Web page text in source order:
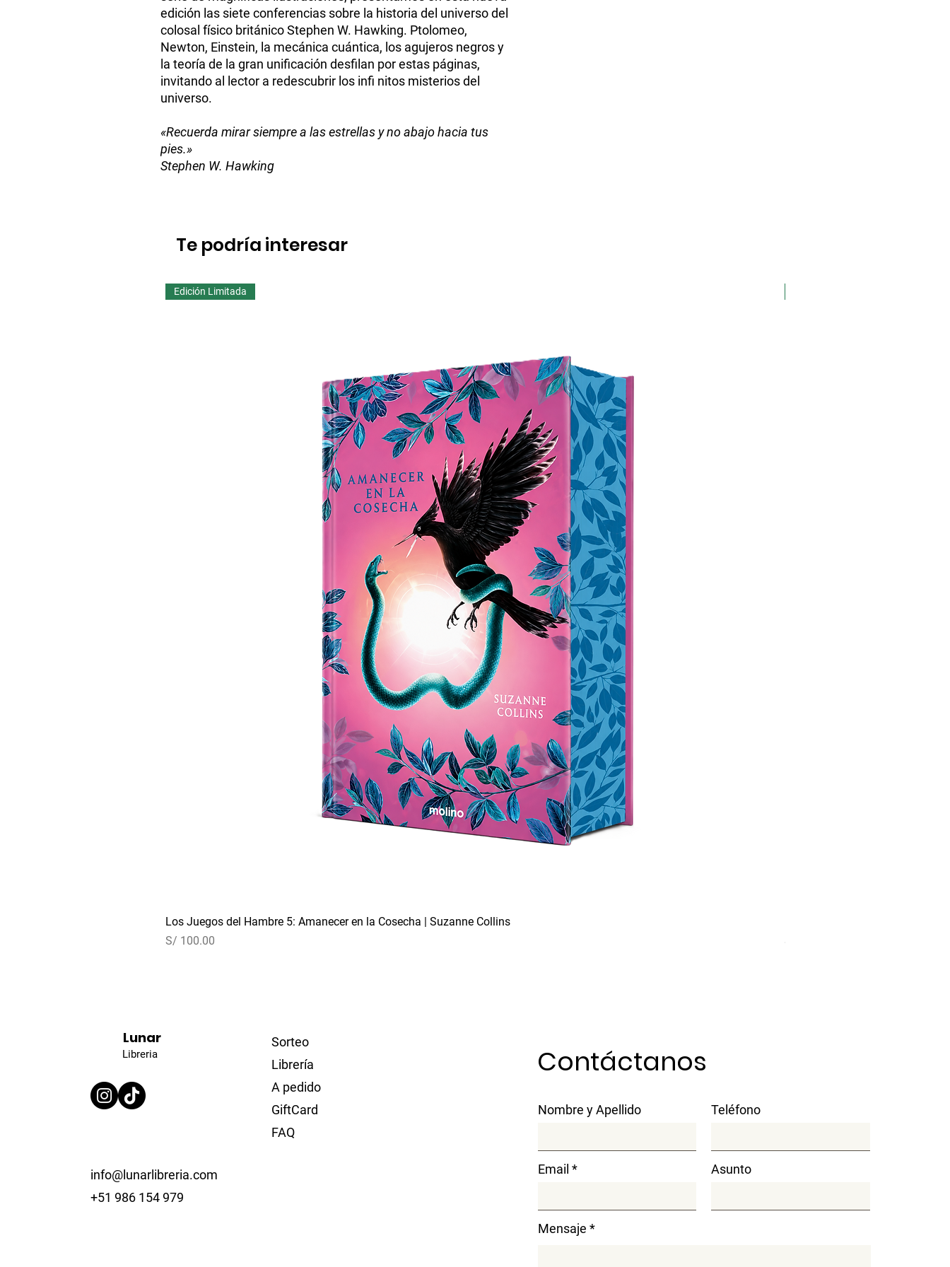
edición las siete conferencias sobre la historia del universo del
colosal físico británico Stephen W. Hawking. Ptolomeo,
Newton, Einstein, la mecánica cuántica, los agujeros negros y
la teoría de la gran unificación desfilan por estas páginas,
invitando al lector a redescubrir los infi nitos misterios del
universo.
«Recuerda mirar siempre a las estrellas y no abajo hacia tus
pies.»
Stephen W. Hawking
Te podría interesar
Vista rápida
Edición Limitada
Los Juegos del Hambre 5: Amanecer en la Cosecha | Suzanne Collins
Precio
S/ 100.00
Precio
S/ 110.00
Lunar
Libreria
Sorteo
Librería
A pedido
GiftCard
FAQ
info@lunarlibreria.com
+51 986 154 979
Contáctanos
Nombre y Apellido Teléfono
Email Asunto
Mensaje